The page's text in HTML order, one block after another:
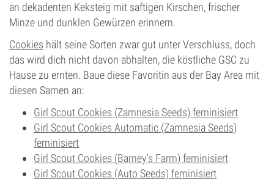
an dekadenten Keksteig mit saftigen Kirschen, frischer
Minze und dunklen Gewürzen erinnern.
Cookies hält seine Sorten zwar gut unter Verschluss, doch
das wird dich nicht davon abhalten, die köstliche GSC zu
Hause zu ernten. Baue diese Favoritin aus der Bay Area mit
diesen Samen an:
Girl Scout Cookies (Zamnesia Seeds) feminisiert
Girl Scout Cookies Automatic (Zamnesia Seeds)
feminisiert
Girl Scout Cookies (Barney’s Farm) feminisiert
Girl Scout Cookies (Auto Seeds) feminisiert